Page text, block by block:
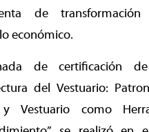
de
económico.
de certificación
del Vestuario:
Vestuario como